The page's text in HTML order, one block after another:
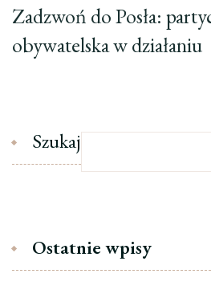
Zadzwoń do Posła:
obywatelska w działaniu
Szukaj
Ostatnie wpisy